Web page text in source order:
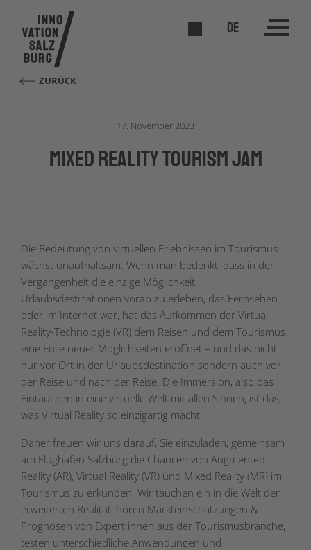
DE
ZURÜCK
17. November 2023
Mixed Reality Tourism Jam
Die Bedeutung von virtuellen Erlebnissen im Tourismus
wächst unaufhaltsam. Wenn man bedenkt, dass in der
Vergangenheit die einzige Möglichkeit,
Urlaubsdestinationen vorab zu erleben, das Fernsehen
oder im Internet war, hat das Aufkommen der Virtual-
Reality-Technologie (VR) dem Reisen und dem Tourismus
eine Fülle neuer Möglichkeiten eröffnet – und das nicht
nur vor Ort in der Urlaubsdestination sondern auch vor
der Reise und nach der Reise. Die Immersion, also das
Eintauchen in eine virtuelle Welt mit allen Sinnen, ist das,
was Virtual Reality so einzigartig macht.
Daher freuen wir uns darauf, Sie einzuladen, gemeinsam
am Flughafen Salzburg die Chancen von Augmented
Reality (AR), Virtual Reality (VR) und Mixed Reality (MR) im
Tourismus zu erkunden. Wir tauchen ein in die Welt der
erweiterten Realität, hören Markteinschätzungen &
Prognosen von Expert:innen aus der Tourismusbranche,
testen unterschiedliche Anwendungen und